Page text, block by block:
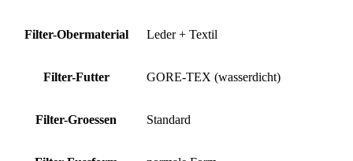
Filter-Obermaterial Leder + Textil
Filter-Futter GORE-TEX (wasserdicht)
Filter-Groessen Standard